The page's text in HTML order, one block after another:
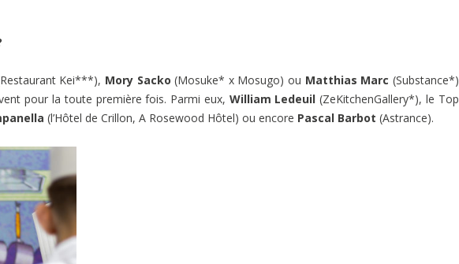
Kei***), Mory Sacko (Mosuke* x Mosugo) ou Matthias Marc (Substance*)
pour la toute première fois. Parmi eux, William Ledeuil (ZeKitchenGallery*), le Top
(l’Hôtel de Crillon, A Rosewood Hôtel) ou encore Pascal Barbot (Astrance).